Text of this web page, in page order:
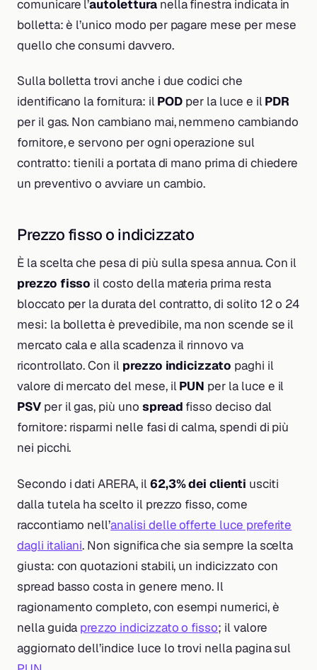
comunicare l’autoletturanella finestra indicata in
bolletta: è l’unico modo per pagare mese per mese
quello che consumi davvero.
Sulla bolletta trovi anche i due codici che
identificano la fornitura: ilPOD per la luce e ilPDR
per il gas. Non cambiano mai, nemmeno cambiando
fornitore, e servono per ogni operazione sul
contratto: tienili a portata di mano prima di chiedere
un preventivo o avviare un cambio.
Prezzo fisso o indicizzato
È la scelta che pesa di più sulla spesa annua. Con il
prezzo fisso il costo della materia prima resta
bloccato per la durata del contratto, di solito 12 o 24
mesi: la bolletta è prevedibile, ma non scende se il
mercato cala e alla scadenza il rinnovo va
ricontrollato. Con il prezzo indicizzato paghi il
valore di mercato del mese, ilPUN per la luce e il
PSVper il gas, più uno spread fisso deciso dal
fornitore: risparmi nelle fasi di calma, spendi di più
nei picchi.
Secondo i dati ARERA, il62,3% dei clienti usciti
dalla tutela ha scelto il prezzo fisso, come
raccontiamo nell’analisi delle offerte luce preferite
dagli italiani. Non significa che sia sempre la scelta
giusta: con quotazioni stabili, un indicizzato con
spread basso costa in genere meno. Il
ragionamento completo, con esempi numerici, è
nella guida prezzo indicizzato o fisso; il valore
aggiornato dell’indice luce lo trovi nella pagina sul